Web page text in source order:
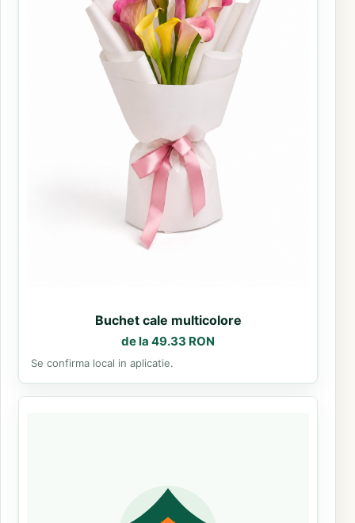
Buchet cale multicolore
de la 49.33 RON
Se confirma local in aplicatie.